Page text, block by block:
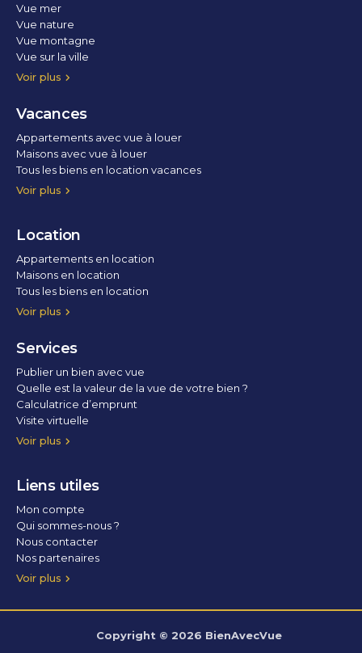
Voir plus
Vue mer
Vue nature
Vue montagne
Vue sur la ville
Vue parc
Vue fleuve
Vue lac
Vue marina / port
Vacances
Voir plus
Appartements avec vue à louer
Maisons avec vue à louer
Tous les biens en location vacances
Location
Voir plus
Appartements en location
Maisons en location
Tous les biens en location
Services
Voir plus
Publier un bien avec vue
Quelle est la valeur de la vue de votre bien ?
Calculatrice d’emprunt
Visite virtuelle
Home staging
Liens utiles
Voir plus
Mon compte
Qui sommes-nous ?
Nous contacter
Nos partenaires
Conditions Générales d’Utilisation
Politique de confidentialité
Politique des cookies
Copyright © 2026 BienAvecVue